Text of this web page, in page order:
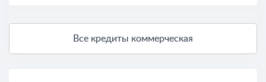
Все кредиты коммерческая